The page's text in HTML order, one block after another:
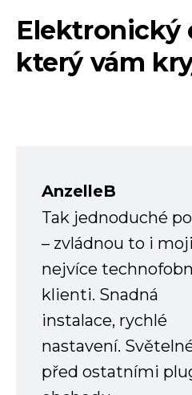
Elektronický
který vám
AnzelleB
Tak jednoduché
– zvládnou to i moji
nejvíce
klienti. Snadná
instalace, rychlé
nastavení.
před ostatními